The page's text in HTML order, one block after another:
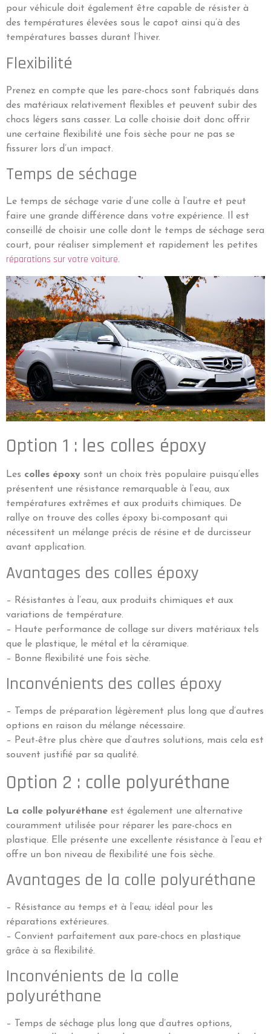
pour véhicule doit également être capable de résister à
des températures élevées sous le capot ainsi qu’à des
températures basses durant l’hiver.
Flexibilité
Prenez en compte que les pare-chocs sont fabriqués dans
des matériaux relativement flexibles et peuvent subir des
chocs légers sans casser. La colle choisie doit donc offrir
une certaine flexibilité une fois sèche pour ne pas se
fissurer lors d’un impact.
Temps de séchage
Le temps de séchage varie d’une colle à l’autre et peut
faire une grande différence dans votre expérience. Il est
conseillé de choisir une colle dont le temps de séchage sera
court, pour réaliser simplement et rapidement les petites
réparations sur votre voiture.
Option 1 : les colles époxy
Les colles époxy sont un choix très populaire puisqu’elles
présentent une résistance remarquable à l’eau, aux
températures extrêmes et aux produits chimiques. De
rallye on trouve des colles époxy bi-composant qui
nécessitent un mélange précis de résine et de durcisseur
avant application.
Avantages des colles époxy
– Résistantes à l’eau, aux produits chimiques et aux
variations de température.
– Haute performance de collage sur divers matériaux tels
que le plastique, le métal et la céramique.
– Bonne flexibilité une fois sèche.
Inconvénients des colles époxy
– Temps de préparation légèrement plus long que d’autres
options en raison du mélange nécessaire.
– Peut-être plus chère que d’autres solutions, mais cela est
souvent justifié par sa qualité.
Option 2 : colle polyuréthane
La colle polyuréthane est également une alternative
couramment utilisée pour réparer les pare-chocs en
plastique. Elle présente une excellente résistance à l’eau et
offre un bon niveau de flexibilité une fois sèche.
Avantages de la colle polyuréthane
– Résistance au temps et à l’eau; idéal pour les
réparations extérieures.
– Convient parfaitement aux pare-chocs en plastique
grâce à sa flexibilité.
Inconvénients de la colle
polyuréthane
– Temps de séchage plus long que d’autres options,